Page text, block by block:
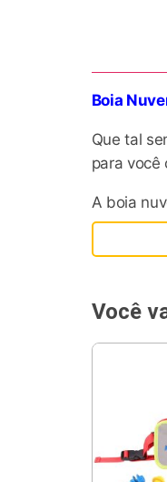
Boia
Que tal
para você
A boia
Com a
Sobre a
curtir
nossas
seja
Você